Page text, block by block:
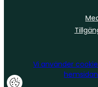
Vi använder